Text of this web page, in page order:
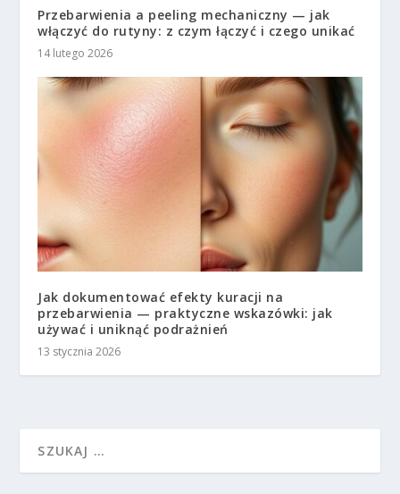
Przebarwienia a peeling mechaniczny — jak
włączyć do rutyny: z czym łączyć i czego unikać
14 lutego 2026
Jak dokumentować efekty kuracji na
przebarwienia — praktyczne wskazówki: jak
używać i uniknąć podrażnień
13 stycznia 2026